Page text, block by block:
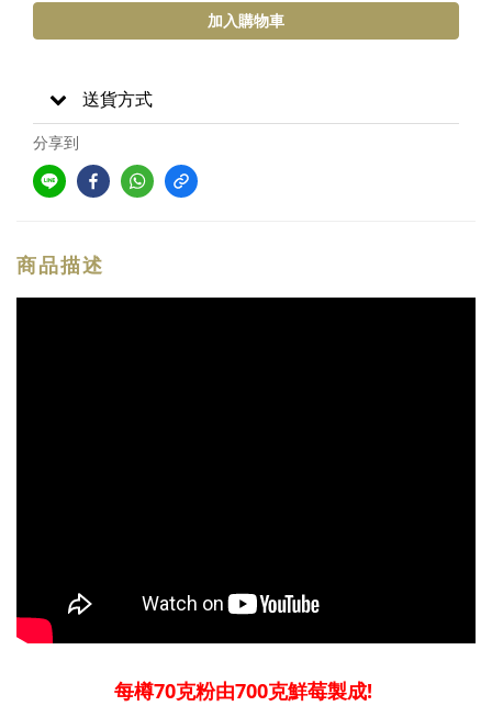
加入購物車
送貨方式
分享到
商品描述
每樽70克粉由700克鮮莓製成!